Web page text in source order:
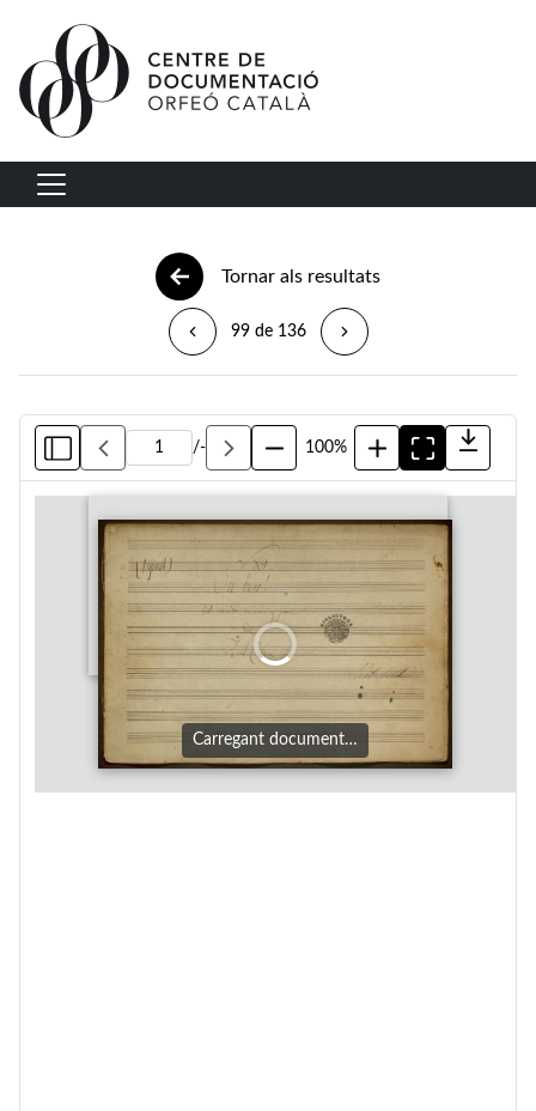
Vés al contingut
Navegació principal
Tornar als resultats
99 de 136
/- 100%
Carregant document…